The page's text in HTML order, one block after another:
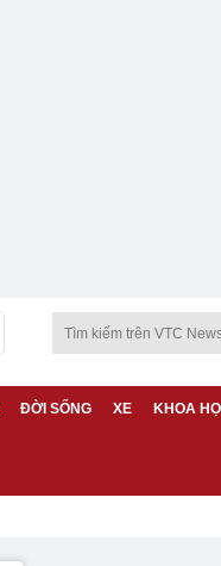
ĐỜI SỐNG XE KHOA